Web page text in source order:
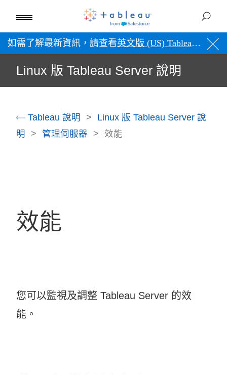
如需了解最新資訊，請查看英文版 (US) Tableau 說明 。
Linux 版 Tableau Server 說明
Tableau 說明
Linux 版 Tableau Server 說
明
管理伺服器 效能
效能
您可以監視及調整 Tableau Server 的效
能。